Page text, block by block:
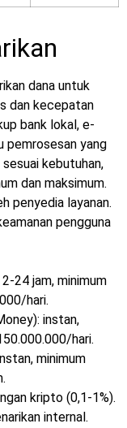
dana untuk
dan kecepatan
bank lokal, e-
pemrosesan yang
kebutuhan,
dan maksimum.
penyedia layanan.
pengguna
24 jam, minimum
hari.
instan,
hari.
minimum
kripto (0,1-1%).
internal.